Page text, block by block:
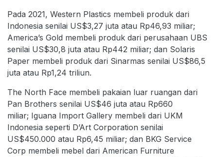
Pada 2021, Western Plastics membeli produk dari
Indonesia senilai US$3,27 juta atau Rp46,93 miliar;
America’s Gold membeli produk dari perusahaan UBS
senilai US$30,8 juta atau Rp442 miliar; dan Solaris
Paper membeli produk dari Sinarmas senilai US$86,5
juta atau Rp1,24 triliun.
The North Face membeli pakaian luar ruangan dari
Pan Brothers senilai US$46 juta atau Rp660
miliar; Iguana Import Gallery membeli dari UKM
Indonesia seperti D’Art Corporation senilai
US$450.000 atau Rp6,45 miliar; dan BKG Service
Corp membeli mebel dari American Furniture